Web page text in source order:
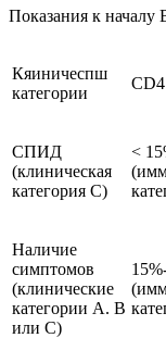
Показания к
Кяиничеспш
категории
СПИД
(клиническая
категория С)
<
Наличие
симптомов
(клинические
категории А. В
или С)